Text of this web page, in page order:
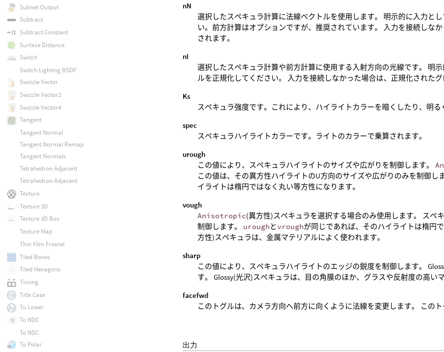
nN
選択したスペキュラ計算に法線ベクトルを使用します。 明示的に入力と
い。前方計算はオプションですが、推奨されています。 入力を接続しな
されます。
nI
選択したスペキュラ計算や前方計算に使用する入射方向の光線です。 明
ルを正規化してください。 入力を接続しなかった場合は、正規化された
Ks
スペキュラ強度です。これにより、ハイライトカラーを暗くしたり、明る
spec
スペキュラハイライトカラーです。ライトのカラーで乗算されます。
urough
この値により、スペキュラハイライトのサイズや広がりを制御します。
この値は、その異方性ハイライトのU方向のサイズや広がりのみを制御し
イライトは楕円ではなく丸い等方性になります。
vough
Anisotropic(異方性)スペキュラを選択する場合のみ使用します。 スペ
制御します。 uroughと vroughが同じであれば、そのハイライトは楕円
方性)スペキュラは、金属マテリアルによく使われます。
sharp
この値により、スペキュラハイライトのエッジの鋭度を制御します。
す。 Glossy(光沢)スペキュラは、目の角膜のほか、グラスや反射度の高い
facefwd
このトグルは、カメラ方向へ前方に向くように法線を変更します。 この
出力
Subnet Output
Subtract
Subtract Constant
Surface Distance
Switch
Switch Lighting BSDF
Swizzle Vector
Swizzle Vector2
Swizzle Vector4
Tangent
Tangent Normal
Tangent Normal Remap
Tangent Normals
Tetrahedron Adjacent
Tetrahedron Adjacent
Texture
Texture 3D
Texture 3D Box
Texture Map
Thin Film Fresnel
Tiled Boxes
Tiled Hexagons
Timing
Title Case
To Lower
To NDC
To NDC
To Polar